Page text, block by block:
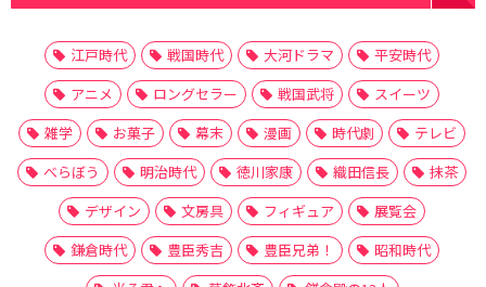
江戸時代 戦国時代 大河ドラマ
平安時代
アニメ
ロングセラー 戦国武将
スイーツ
雑学
お菓子 幕末 漫画 時代劇
テレビ
べらぼう
明治時代 徳川家康 織田信長
抹茶
デザイン
文房具 フィギュア
展覧会
鎌倉時代
豊臣秀吉 豊臣兄弟！
昭和時代